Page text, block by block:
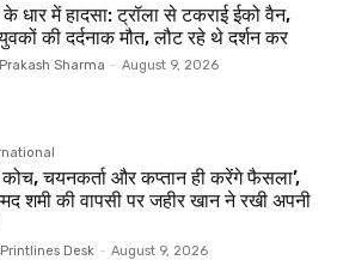
धार में हादसा: ट्रॉला से टकराई ईको वैन,
की दर्दनाक मौत, लौट रहे थे दर्शन कर
Sharma - August 9, 2026
कोच, चयनकर्ता और कप्तान ही करेंगे फैसला’,
शमी की वापसी पर जहीर खान ने रखी अपनी
Desk - August 9, 2026